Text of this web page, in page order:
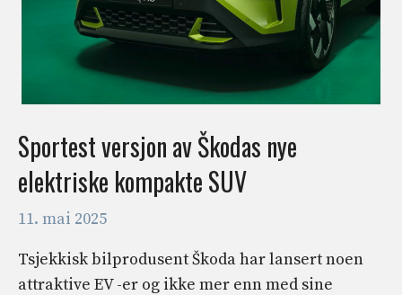
Sportest versjon av Škodas nye
elektriske kompakte SUV
11. mai 2025
Tsjekkisk bilprodusent Škoda har lansert noen
attraktive EV -er og ikke mer enn med sine